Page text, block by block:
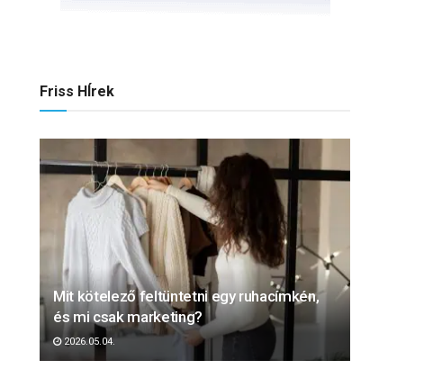
Friss HÍrek
Mit kötelező feltüntetni egy ruhacímkén,
és mi csak marketing?
2026.05.04.